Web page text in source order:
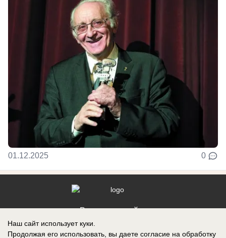
01.12.2025 0
Реклама на сайте
Наш сайт использует куки.
Продолжая его использовать, вы даете согласие на обработку